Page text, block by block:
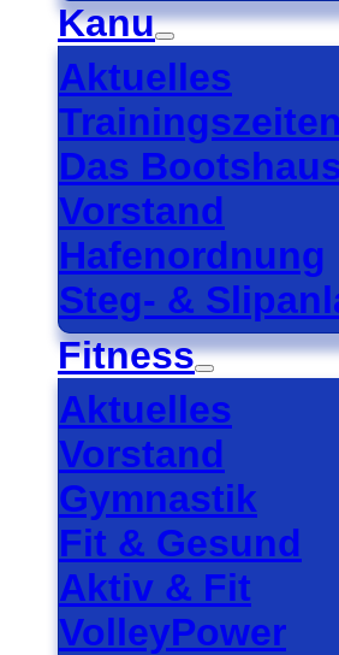
Kanu
Aktuelles
Trainingszeiten
Das
Vorstand
Hafenordnung
Steg- &
Fitness
Aktuelles
Vorstand
Gymnastik
Fit & Gesund
Aktiv & Fit
VolleyPower